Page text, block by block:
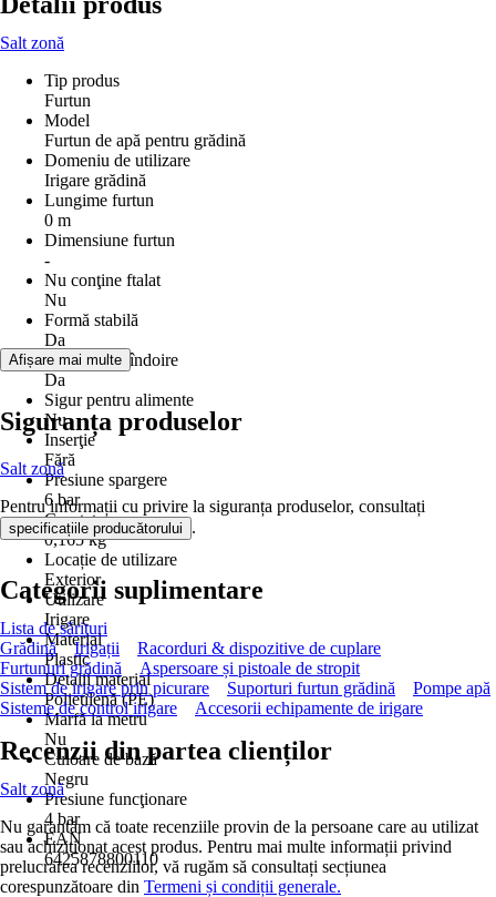
Salt zonă
Tip produs
Furtun
Model
Furtun de apă pentru grădină
Domeniu de utilizare
Irigare grădină
Lungime furtun
0 m
Dimensiune furtun
-
Nu conţine ftalat
Nu
Formă stabilă
Da
Rezistent la îndoire
Da
Sigur pentru alimente
Nu
Inserţie
Fără
Presiune spargere
6 bar
Greutate
0,165 kg
Locație de utilizare
Exterior
Utilizare
Irigare
Material
Plastic
Detalii material
Polietilenă (PE)
Marfă la metru
Nu
Culoare de bază
Negru
Presiune funcţionare
4 bar
EAN
6425878800110
Afișare mai multe
Siguranța produselor
Salt zonă
Pentru informații cu privire la siguranța produselor, consultați
specificațiile producătorului .
Categorii suplimentare
Lista de sărituri
Grădină
Irigații
Racorduri & dispozitive de cuplare
Furtunuri grădină
Aspersoare și pistoale de stropit
Sistem de irigare prin picurare
Suporturi furtun grădină
Pompe apă
Sisteme de control irigare
Accesorii echipamente de irigare
Recenzii din partea clienților
Salt zonă
Nu garantăm că toate recenziile provin de la persoane care au utilizat
sau achiziționat acest produs. Pentru mai multe informații privind
prelucrarea recenziilor, vă rugăm să consultați secțiunea
corespunzătoare din Termeni și condiții generale.